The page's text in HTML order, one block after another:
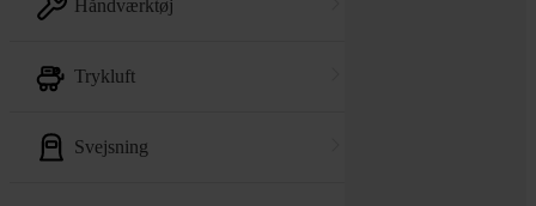
håndværktøj
trykluft
svejsning